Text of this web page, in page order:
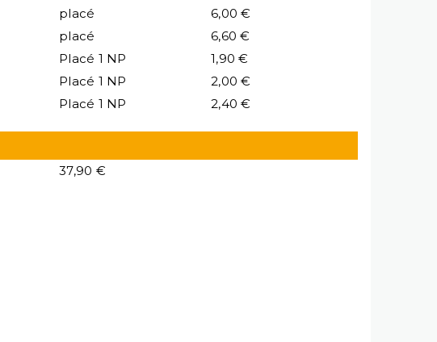
placé
6,00 €
placé
6,60 €
Placé 1 NP
1,90 €
Placé 1 NP
2,00 €
Placé 1 NP 2,40 €
37,90 €